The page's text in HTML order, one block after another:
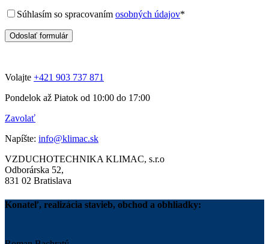
Súhlasím so spracovaním osobných údajov*
Volajte +421 903 737 871
Pondelok až Piatok od 10:00 do 17:00
Zavolať
Napíšte: info@klimac.sk
VZDUCHOTECHNIKA KLIMAC, s.r.o
Odborárska 52,
831 02 Bratislava
Konateľ, realizácia stavieb, obchod a obhliadky: